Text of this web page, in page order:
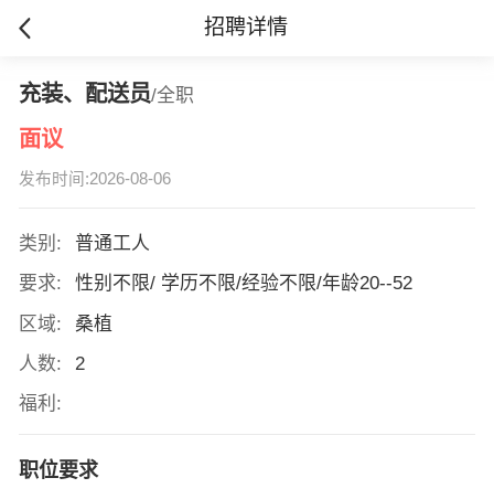
招聘详情
充装、配送员/全职
面议
发布时间:2026-08-06
类别:
普通工人
要求:
性别不限/ 学历不限/经验不限/年龄20--52
区域:
桑植
人数:
2
福利:
职位要求